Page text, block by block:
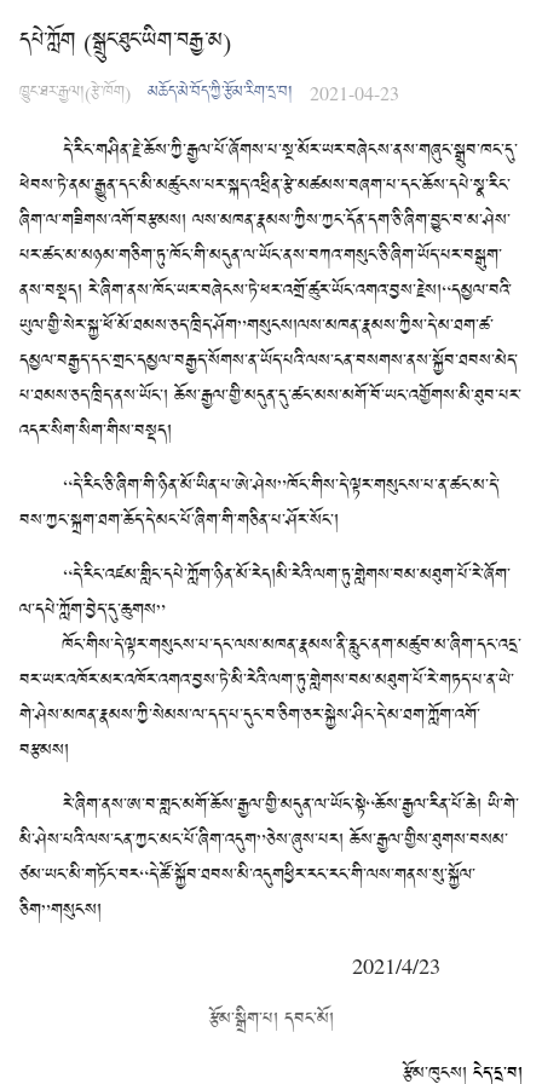
དཔེ་ཀློག (སྒྲུང་ཐུང་ཡིག་བརྒྱ་མ)
ཁྱུང་ཐར་རྒྱལ།(རྩེ་ཁོག) མཆོད་མེ་བོད་ཀྱི་རྩོམ་རིག་དྲ་བ། 2021-04-23
དེ་རིང་གཤིན་རྗེ་ཆོས་ཀྱི་རྒྱལ་པོ་ཞོགས་པ་སྔ་མོར་ཡར་བཞེངས་ནས་གཞུང་སྒྲུབ་ཁང་དུ་
ཕེབས་ཏེ་ནམ་རྒྱུན་དང་མི་མཚུངས་པར་སྐད་འཕྲིན་རྩེ་མཚམས་བཞག་པ་དང་ཆོས་དཔེ་སྣ་རིང་
ཞིག་ལ་གཟིགས་འགོ་བརྩམས། ལས་མཁན་རྣམས་ཀྱིས་ཀྱང་དོན་དག་ཅི་ཞིག་བྱུང་བ་མ་ཤེས་
པར་ཚང་མ་མཉམ་གཅིག་ཏུ་ཁོང་གི་མདུན་ལ་ཡོང་ནས་བཀའ་གསུང་ཅི་ཞིག་ཡོད་པར་བསྒུག་
ནས་བསྡད། རེ་ཞིག་ནས་ཁོང་ཡར་བཞེངས་ཏེ་ཕར་འགྲོ་ཚུར་ཡོང་འགའ་བྱས་རྗེས།“དམྱལ་བའི་
ཡུལ་གྱི་སེར་སྐྱ་ཕོ་མོ་ཐམས་ཅད་ཁྲིད་ཤོག”གསུངས།ལས་མཁན་རྣམས་ཀྱིས་དེ་མ་ཐག་ཚ་
དམྱལ་བརྒྱད་དང་གྲང་དམྱལ་བརྒྱད་སོགས་ན་ཡོད་པའི་ལས་ངན་བསགས་ནས་སྐྱོབ་ཐབས་མེད་
པ་ཐམས་ཅད་ཁྲིད་ནས་ཡོང་། ཆོས་རྒྱལ་གྱི་མདུན་དུ་ཚང་མས་མགོ་བོ་ཡང་འགྱོགས་མི་ཐུབ་པར་
འདར་སིག་སིག་གིས་བསྡད།
“དེ་རིང་ཅི་ཞིག་གི་ཉིན་མོ་ཡིན་པ་ཨེ་ཤེས”ཁོང་གིས་དེ་ལྟར་གསུངས་པ་ན་ཚང་མ་དེ་
བས་ཀྱང་སྐྲག་ཐག་ཆོད་དེ་མང་པོ་ཞིག་གི་གཅིན་པ་ཤོར་སོང་།
“དེ་རིང་འཛམ་གླིང་དཔེ་ཀློག་ཉིན་མོ་རེད།མི་རེའི་ལག་ཏུ་གླེགས་བམ་མཐུག་པོ་རེ་ཞོག་
ལ་དཔེ་ཀློག་བྱེད་དུ་ཆུགས”
ཁོང་གིས་དེ་ལྟར་གསུངས་པ་དང་ལས་མཁན་རྣམས་ནི་རླུང་ནག་མཚུབ་མ་ཞིག་དང་འདྲ་
བར་ཡར་འཁོར་མར་འཁོར་འགའ་བྱས་ཏེ་མི་རེའི་ལག་ཏུ་གླེགས་བམ་མཐུག་པོ་རེ་གཏད་པ་ན་ཡེ་
གེ་ཤེས་མཁན་རྣམས་ཀྱི་སེམས་ལ་དད་པ་དུང་བ་ཅིག་ཅར་སྐྱེས་ཤིང་དེ་མ་ཐག་ཀློག་འགོ་
བརྩམས།
རེ་ཞིག་ནས་ཨ་བ་གླང་མགོ་ཆོས་རྒྱལ་གྱི་མདུན་ལ་ཡོང་སྟེ“ཆོས་རྒྱལ་རིན་པོ་ཆེ། ཡི་གེ་
མི་ཤེས་པའི་ལས་ངན་ཀྱང་མང་པོ་ཞིག་འདུག”ཅེས་ཞུས་པར། ཆོས་རྒྱལ་གྱིས་ཐུགས་བསམ་
ཙམ་ཡང་མི་གཏོང་བར“དེ་ཚོ་སྐྱོབ་ཐབས་མི་འདུགཕྱིར་རང་རང་གི་ལས་གནས་སུ་སྐྱོལ་
ཅིག”གསུངས།
2021/4/23
རྩོམ་སྒྲིག་པ། དབང་མོ།
རྩོམ་ཁུངས། ངེད་དྲ་བ།